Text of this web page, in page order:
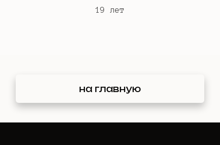
19 лет
на главную